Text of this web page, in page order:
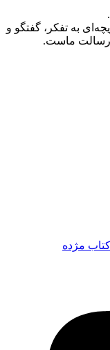
به تفکر، گفتگو و
رسالت ماست.
مژده